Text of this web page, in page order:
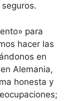
para
hacer las
en
Alemania,
honesta y